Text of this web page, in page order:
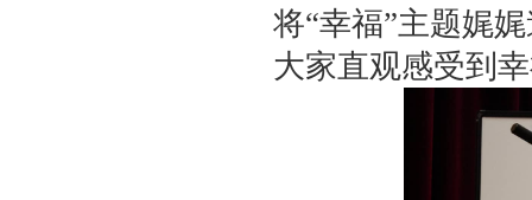
将“幸福”主题娓
大家直观感受到